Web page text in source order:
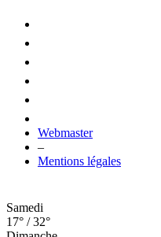
Webmaster
–
Mentions légales
Samedi
17° / 32°